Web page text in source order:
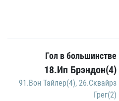
Гол в большинстве
18.Ип Брэндон(4)
91.Вон Тайлер(4), 26.Сквайрз
Грег(2)